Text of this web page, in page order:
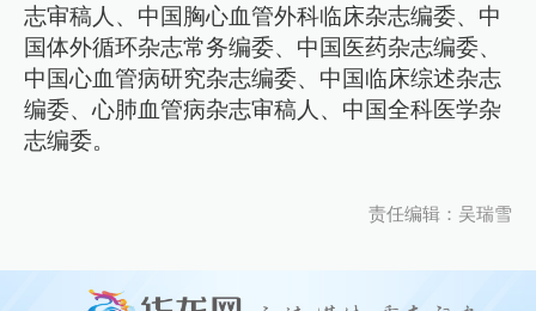
志审稿人、中国胸心血管外科临床杂志编委、中
国体外循环杂志常务编委、中国医药杂志编委、
中国心血管病研究杂志编委、中国临床综述杂志
编委、心肺血管病杂志审稿人、中国全科医学杂
志编委。
责任编辑：吴瑞雪